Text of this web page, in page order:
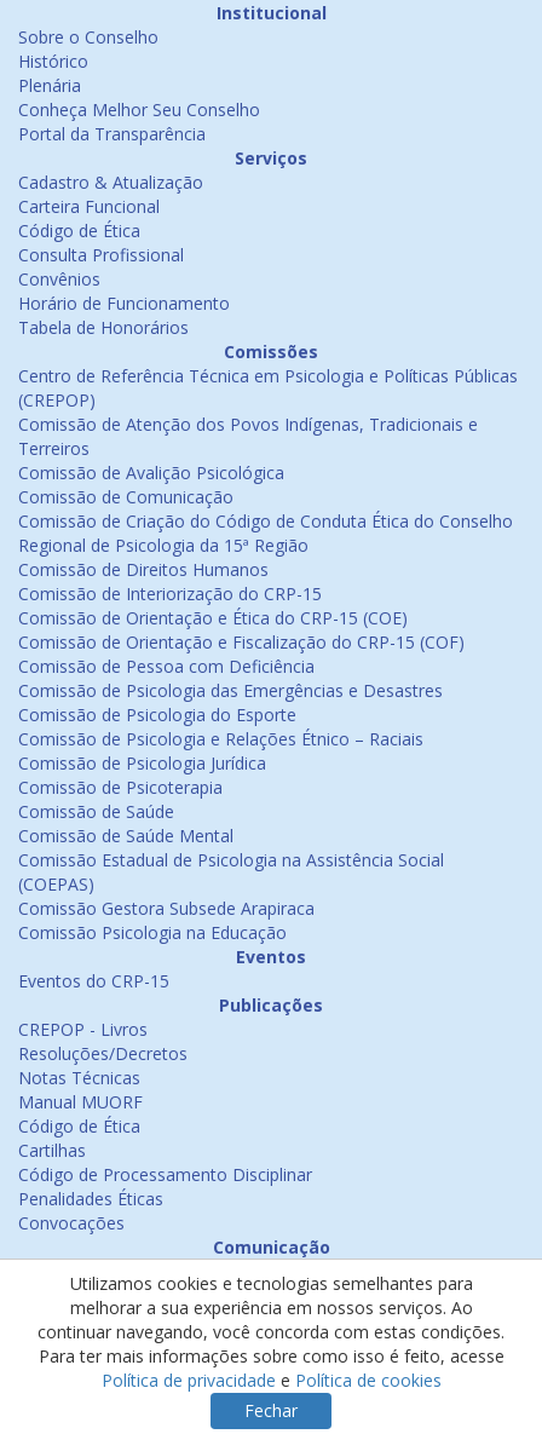
Institucional
Sobre o Conselho
Histórico
Plenária
Conheça Melhor Seu Conselho
Portal da Transparência
Serviços
Cadastro & Atualização
Carteira Funcional
Código de Ética
Consulta Profissional
Convênios
Horário de Funcionamento
Tabela de Honorários
Comissões
Centro de Referência Técnica em Psicologia e Políticas Públicas
(CREPOP)
Comissão de Atenção dos Povos Indígenas, Tradicionais e
Terreiros
Comissão de Avalição Psicológica
Comissão de Comunicação
Comissão de Criação do Código de Conduta Ética do Conselho
Regional de Psicologia da 15ª Região
Comissão de Direitos Humanos
Comissão de Interiorização do CRP-15
Comissão de Orientação e Ética do CRP-15 (COE)
Comissão de Orientação e Fiscalização do CRP-15 (COF)
Comissão de Pessoa com Deficiência
Comissão de Psicologia das Emergências e Desastres
Comissão de Psicologia do Esporte
Comissão de Psicologia e Relações Étnico – Raciais
Comissão de Psicologia Jurídica
Comissão de Psicoterapia
Comissão de Saúde
Comissão de Saúde Mental
Comissão Estadual de Psicologia na Assistência Social
(COEPAS)
Comissão Gestora Subsede Arapiraca
Comissão Psicologia na Educação
Eventos
Eventos do CRP-15
Publicações
CREPOP - Livros
Resoluções/Decretos
Notas Técnicas
Manual MUORF
Código de Ética
Cartilhas
Código de Processamento Disciplinar
Penalidades Éticas
Convocações
Comunicação
Emissão de Certificados
Psicologia na Mídia
Ouvidoria
Política de cookies
Política de privacidade
Utilizamos cookies e tecnologias semelhantes para
melhorar a sua experiência em nossos serviços. Ao
continuar navegando, você concorda com estas condições.
Para ter mais informações sobre como isso é feito, acesse
Política de privacidade e Política de cookies
Fechar